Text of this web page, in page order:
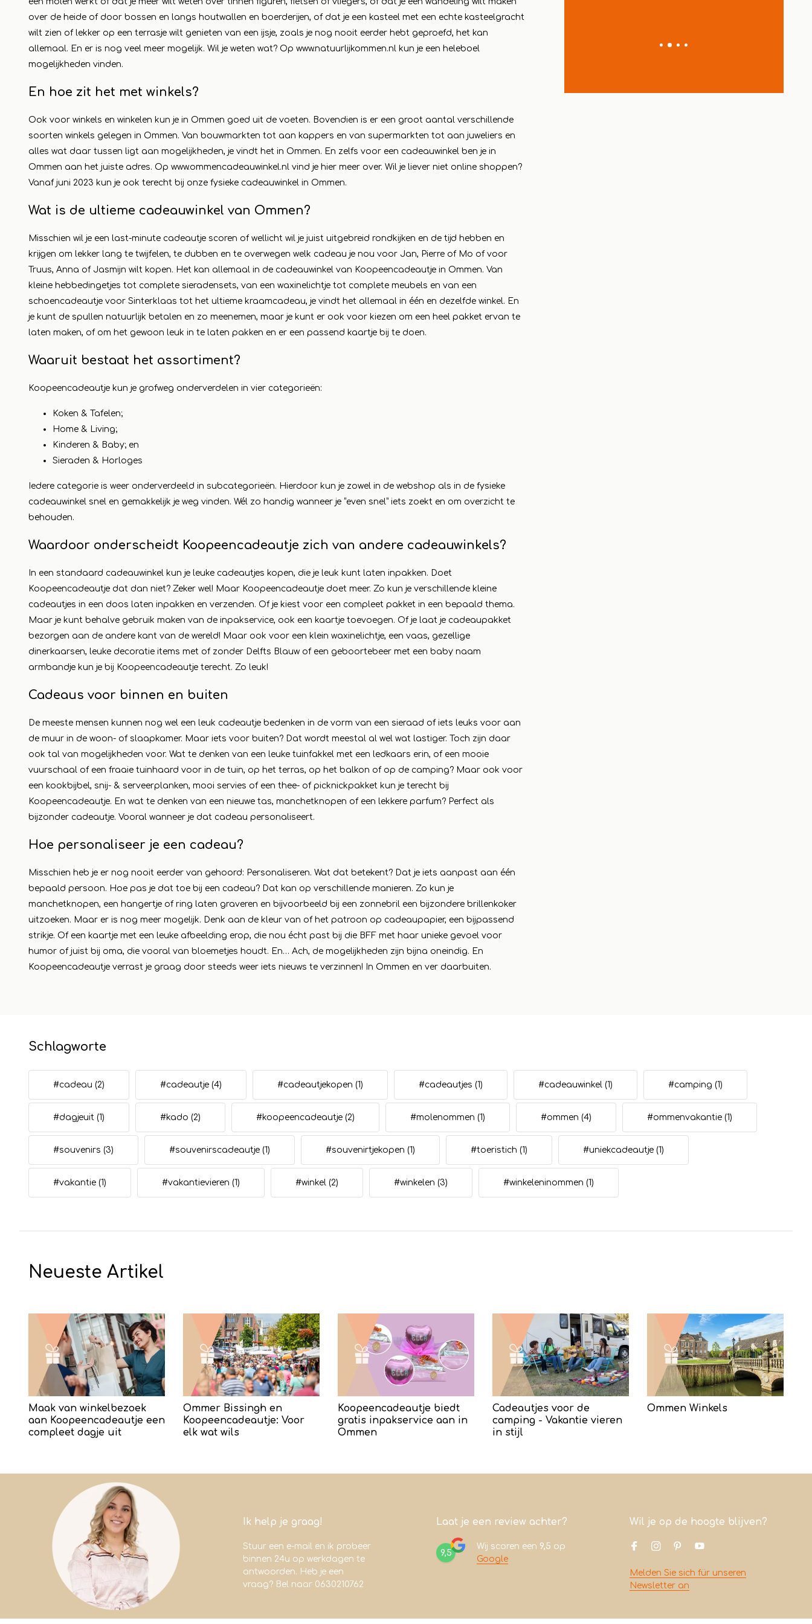
over de heide of door bossen en langs houtwallen en boerderijen, of dat je een kasteel met een echte kasteelgracht
wilt zien of lekker op een terrasje wilt genieten van een ijsje, zoals je nog nooit eerder hebt geproefd, het kan
allemaal. En er is nog veel meer mogelijk. Wil je weten wat? Op www.natuurlijkommen.nl kun je een heleboel
mogelijkheden vinden.
En hoe zit het met winkels?
Ook voor winkels en winkelen kun je in Ommen goed uit de voeten. Bovendien is er een groot aantal verschillende
soorten winkels gelegen in Ommen. Van bouwmarkten tot aan kappers en van supermarkten tot aan juweliers en
alles wat daar tussen ligt aan mogelijkheden, je vindt het in Ommen. En zelfs voor een cadeauwinkel ben je in
Ommen aan het juiste adres. Op www.ommencadeauwinkel.nl vind je hier meer over. Wil je liever niet online shoppen?
Vanaf juni 2023 kun je ook terecht bij onze fysieke cadeauwinkel in Ommen.
Wat is de ultieme cadeauwinkel van Ommen?
Misschien wil je een last-minute cadeautje scoren of wellicht wil je juist uitgebreid rondkijken en de tijd hebben en
krijgen om lekker lang te twijfelen, te dubben en te overwegen welk cadeau je nou voor Jan, Pierre of Mo of voor
Truus, Anna of Jasmijn wilt kopen. Het kan allemaal in de cadeauwinkel van Koopeencadeautje in Ommen. Van
kleine hebbedingetjes tot complete sieradensets, van een waxinelichtje tot complete meubels en van een
schoencadeautje voor Sinterklaas tot het ultieme kraamcadeau, je vindt het allemaal in één en dezelfde winkel. En
je kunt de spullen natuurlijk betalen en zo meenemen, maar je kunt er ook voor kiezen om een heel pakket ervan te
laten maken, of om het gewoon leuk in te laten pakken en er een passend kaartje bij te doen.
Waaruit bestaat het assortiment?
Koopeencadeautje kun je grofweg onderverdelen in vier categorieën:
Koken & Tafelen;
Home & Living;
Kinderen & Baby; en
Sieraden & Horloges
Iedere categorie is weer onderverdeeld in subcategorieën. Hierdoor kun je zowel in de webshop als in de fysieke
cadeauwinkel snel en gemakkelijk je weg vinden. Wél zo handig wanneer je “even snel” iets zoekt en om overzicht te
behouden.
Waardoor onderscheidt Koopeencadeautje zich van andere cadeauwinkels?
In een standaard cadeauwinkel kun je leuke cadeautjes kopen, die je leuk kunt laten inpakken. Doet
Koopeencadeautje dat dan niet? Zeker wel! Maar Koopeencadeautje doet meer. Zo kun je verschillende kleine
cadeautjes in een doos laten inpakken en verzenden. Of je kiest voor een compleet pakket in een bepaald thema.
Maar je kunt behalve gebruik maken van de inpakservice, ook een kaartje toevoegen. Of je laat je cadeaupakket
bezorgen aan de andere kant van de wereld! Maar ook voor een klein waxinelichtje, een vaas, gezellige
dinerkaarsen, leuke decoratie items met of zonder Delfts Blauw of een geboortebeer met een baby naam
armbandje kun je bij Koopeencadeautje terecht. Zo leuk!
Cadeaus voor binnen en buiten
De meeste mensen kunnen nog wel een leuk cadeautje bedenken in de vorm van een sieraad of iets leuks voor aan
de muur in de woon- of slaapkamer. Maar iets voor buiten? Dat wordt meestal al wel wat lastiger. Toch zijn daar
ook tal van mogelijkheden voor. Wat te denken van een leuke tuinfakkel met een ledkaars erin, of een mooie
vuurschaal of een fraaie tuinhaard voor in de tuin, op het terras, op het balkon of op de camping? Maar ook voor
een kookbijbel, snij- & serveerplanken, mooi servies of een thee- of picknickpakket kun je terecht bij
Koopeencadeautje. En wat te denken van een nieuwe tas, manchetknopen of een lekkere parfum? Perfect als
bijzonder cadeautje. Vooral wanneer je dat cadeau personaliseert.
Hoe personaliseer je een cadeau?
Misschien heb je er nog nooit eerder van gehoord: Personaliseren. Wat dat betekent? Dat je iets aanpast aan één
bepaald persoon. Hoe pas je dat toe bij een cadeau? Dat kan op verschillende manieren. Zo kun je
manchetknopen, een hangertje of ring laten graveren en bijvoorbeeld bij een zonnebril een bijzondere brillenkoker
uitzoeken. Maar er is nog meer mogelijk. Denk aan de kleur van of het patroon op cadeaupapier, een bijpassend
strikje. Of een kaartje met een leuke afbeelding erop, die nou écht past bij die BFF met haar unieke gevoel voor
humor of juist bij oma, die vooral van bloemetjes houdt. En… Ach, de mogelijkheden zijn bijna oneindig. En
Koopeencadeautje verrast je graag door steeds weer iets nieuws te verzinnen! In Ommen en ver daarbuiten.
Lesen Sie mehr
Schlagworte
#cadeau (2) #cadeautje (4) #cadeautjekopen (1) #cadeautjes (1) #cadeauwinkel (1) #camping (1)
#dagjeuit (1) #kado (2) #koopeencadeautje (2) #molenommen (1) #ommen (4) #ommenvakantie (1)
#souvenirs (3) #souvenirscadeautje (1) #souvenirtjekopen (1) #toeristich (1) #uniekcadeautje (1)
#vakantie (1) #vakantievieren (1) #winkel (2) #winkelen (3) #winkeleninommen (1)
Neueste Artikel
Maak van winkelbezoek
aan Koopeencadeautje een
compleet dagje uit
Ommer Bissingh en
Koopeencadeautje: Voor
elk wat wils
Koopeencadeautje biedt
gratis inpakservice aan in
Ommen
Cadeautjes voor de
camping - Vakantie vieren
in stijl
Ommen Winkels
Ik help je graag!
Stuur een e-mail en ik probeer
binnen 24u op werkdagen te
antwoorden. Heb je een
vraag? Bel naar 0630210762
Laat je een review achter?
9,5
Wij scoren een 9,5 op
Google
Wil je op de hoogte blijven?
Melden Sie sich für unseren
Newsletter an